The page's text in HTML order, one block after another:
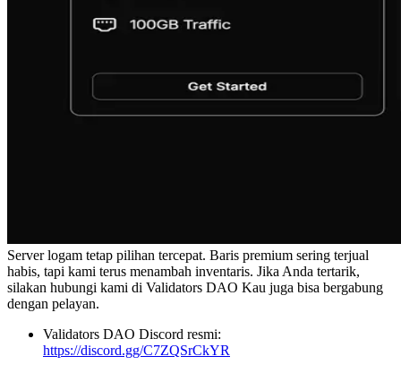
Server logam tetap pilihan tercepat. Baris premium sering terjual
habis, tapi kami terus menambah inventaris. Jika Anda tertarik,
silakan hubungi kami di Validators DAO Kau juga bisa bergabung
dengan pelayan.
Validators DAO Discord resmi:
https://discord.gg/C7ZQSrCkYR